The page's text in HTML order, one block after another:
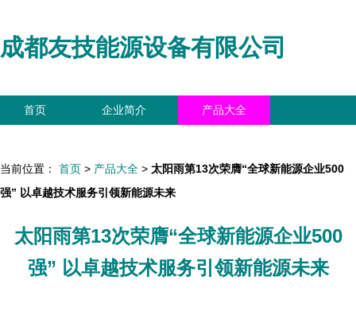
成都友技能源设备有限公司
首页 企业简介 产品大全
当前位置： 首页 > 产品大全 > 太阳雨第13次荣膺“全球新能源企业500
强” 以卓越技术服务引领新能源未来
太阳雨第13次荣膺“全球新能源企业500
强” 以卓越技术服务引领新能源未来